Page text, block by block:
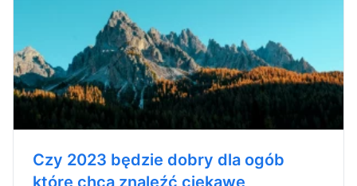
Czy 2023 będzie dobry dla ogób
które chcą znaleźć ciekawe